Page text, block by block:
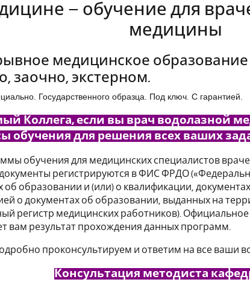
– обучение для
медицины
медицинское
заочно, экстерном.
Государственного образца. Под ключ. С гарантией.
Коллега, если вы врач водолазной
обучения для решения всех ваших
обучения для медицинских специалистов
регистрируются в ФИС ФРДО
об образовании и (или) о квалификации,
о документах об образовании, выданных на
регистр медицинских работников).
вам результат прохождения данных программ.
проконсультируем и ответим на все ваши
Консультация методиста